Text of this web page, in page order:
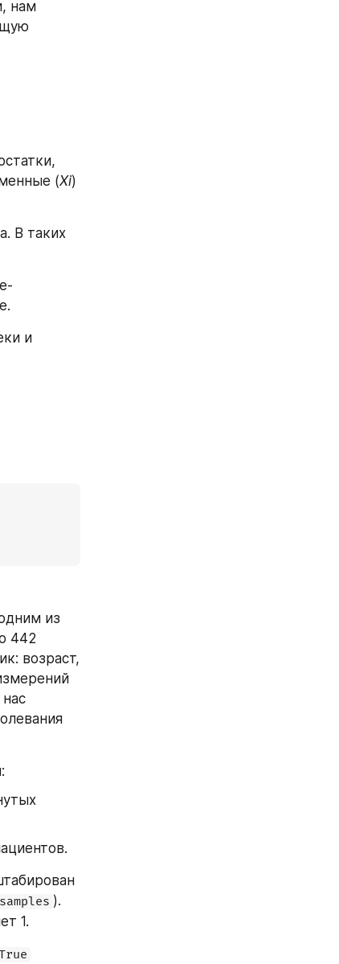
нам
(Xi)
В таких
и
из
442
возраст,
).
1.